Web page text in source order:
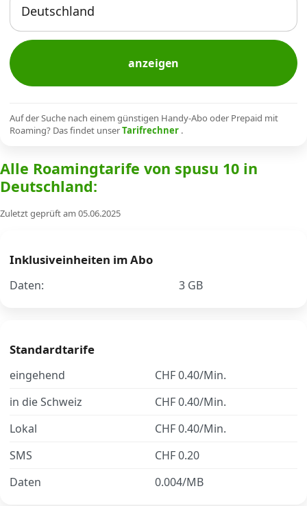
Handy-Abo-Aktionen
Handy-Abo kündigen oder
Alle Mobile-Vergleiche
Internet, TV, Telefon
Kombi-Angebote
News
Über uns
Datenschutz
anzeigen
Auf der Suche nach einem günstigen Handy-Abo oder Prepaid mit
Roaming? Das findet unserTarifrechner .
Alle Roamingtarife von spusu 10 in
Deutschland:
Zuletzt geprüft am 05.06.2025
Inklusiveinheiten im Abo
Daten: 3 GB
Standardtarife
eingehend
CHF 0.40/Min.
in die Schweiz
CHF 0.40/Min.
Lokal
CHF 0.40/Min.
SMS
CHF 0.20
Daten
0.004/MB